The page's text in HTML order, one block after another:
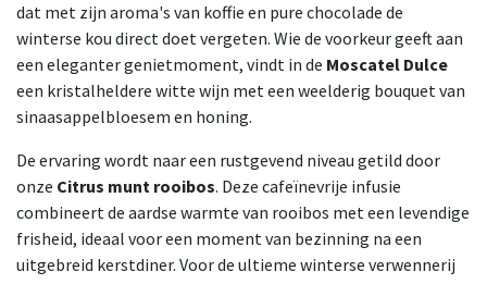
dat met zijn aroma's van koffie en pure chocolade de
winterse kou direct doet vergeten. Wie de voorkeur geeft aan
een eleganter genietmoment, vindt in de Moscatel Dulce
een kristalheldere witte wijn met een weelderig bouquet van
sinaasappelbloesem en honing.
De ervaring wordt naar een rustgevend niveau getild door
onze Citrus munt rooibos. Deze cafeïnevrije infusie
combineert de aardse warmte van rooibos met een levendige
frisheid, ideaal voor een moment van bezinning na een
uitgebreid kerstdiner. Voor de ultieme winterse verwennerij